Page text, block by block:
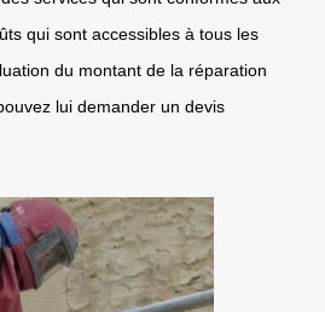
qui sont accessibles à tous les
du montant de la réparation
lui demander un devis